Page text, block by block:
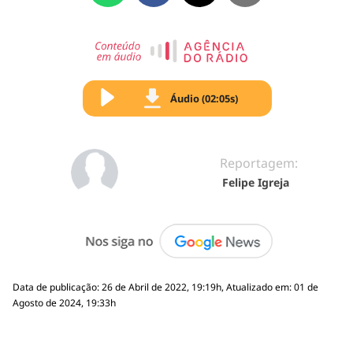
Áudio (02:05s)
Reportagem:
Felipe Igreja
Data de publicação: 26 de Abril de 2022, 19:19h, Atualizado em: 01 de
Agosto de 2024, 19:33h